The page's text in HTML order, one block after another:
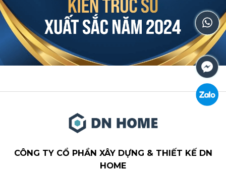
CÔNG TY CỔ PHẦN XÂY DỰNG & THIẾT KẾ DN
HOME